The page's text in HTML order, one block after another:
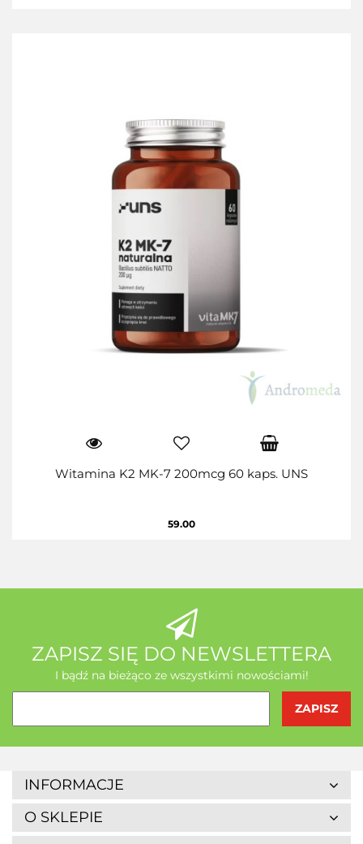
Witamina K2 MK-7 200mcg 60 kaps. UNS
59.00
ZAPISZ SIĘ DO NEWSLETTERA
I bądź na bieżąco ze wszystkimi nowościami!
INFORMACJE
O SKLEPIE